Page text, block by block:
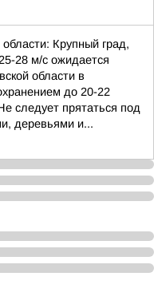
Крупный град,
28 м/с ожидается
области в
до 20-22
следует прятаться под
деревьями и...